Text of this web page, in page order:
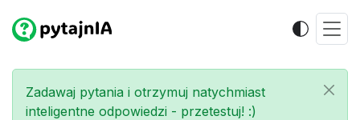
Zadawaj pytania i otrzymuj natychmiast
inteligentne odpowiedzi - przetestuj! :)